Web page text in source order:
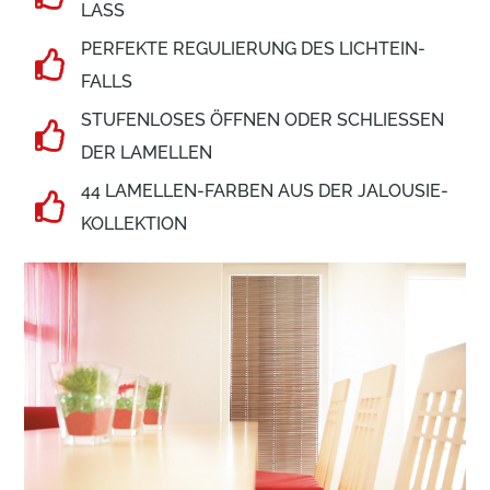
LASS
PERFEKTE REGU­LIE­RUNG DES LICHT­EIN­
FALLS
STUFEN­LOSES ÖFFNEN ODER SCHLIESSEN D
ER LAMELLEN
44 LAMELLEN-FARBEN AUS DER JALOUSIE-
KOLLEK­TION